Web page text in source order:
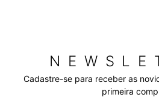
Cadastre-se para receber as
primeira